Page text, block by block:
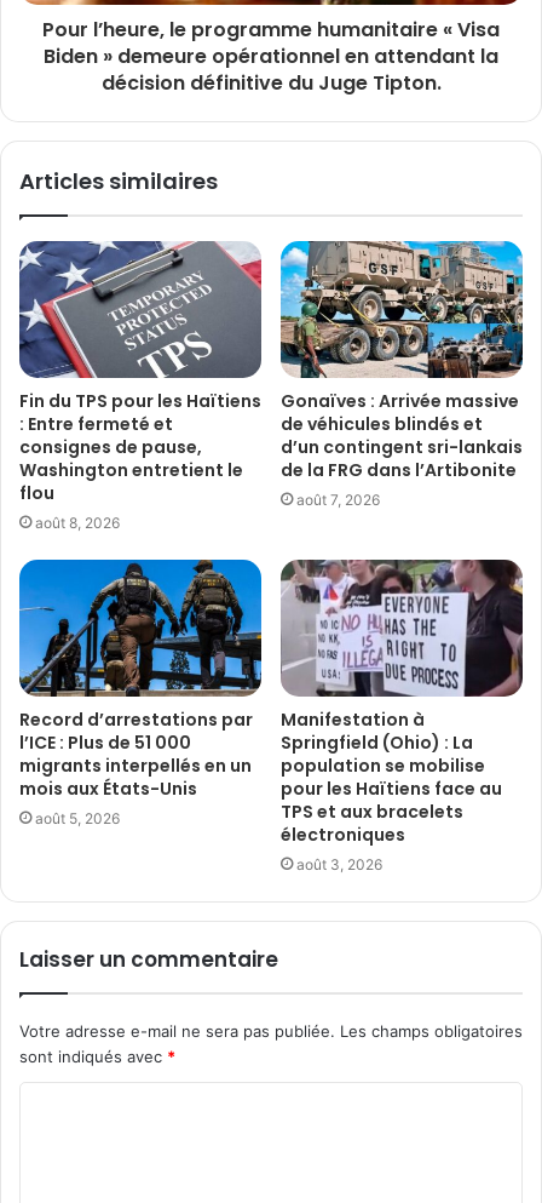
Pour l’heure, le programme humanitaire « Visa
Biden » demeure opérationnel en attendant la
décision définitive du Juge Tipton.
Articles similaires
Fin du TPS pour les Haïtiens
: Entre fermeté et
consignes de pause,
Washington entretient le
flou
août 8, 2026
Gonaïves : Arrivée massive
de véhicules blindés et
d’un contingent sri-lankais
de la FRG dans l’Artibonite
août 7, 2026
Record d’arrestations par
l’ICE : Plus de 51 000
migrants interpellés en un
mois aux États-Unis
août 5, 2026
Manifestation à
Springfield (Ohio) : La
population se mobilise
pour les Haïtiens face au
TPS et aux bracelets
électroniques
août 3, 2026
Laisser un commentaire
Votre adresse e-mail ne sera pas publiée. Les champs obligatoires
sont indiqués avec *